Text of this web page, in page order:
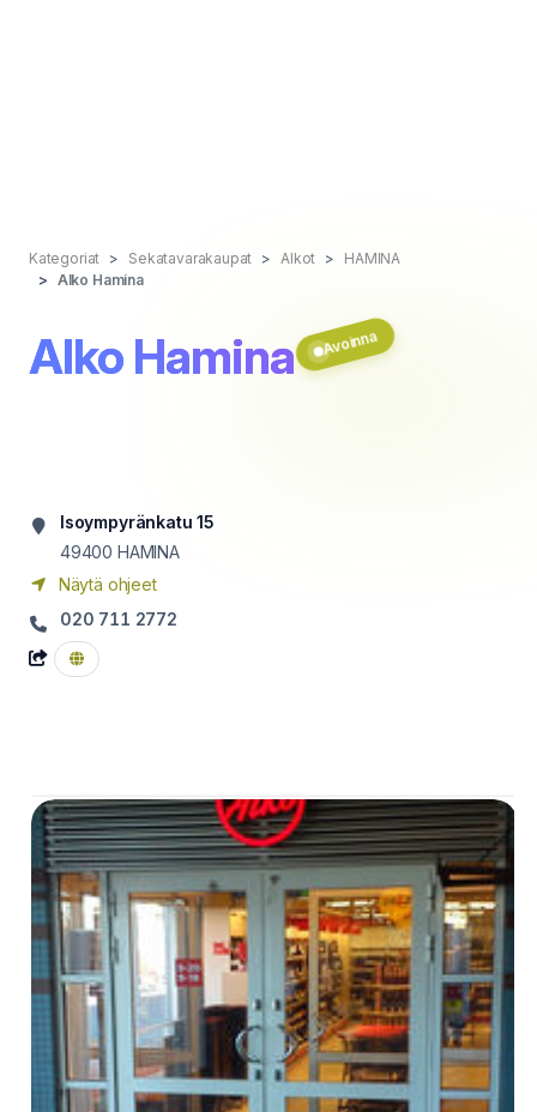
Kategoriat Sekatavarakaupat Alkot
HAMINA
Alko Hamina
Alko Hamina Avoinna
Isoympyränkatu 15
49400 HAMINA
Näytä ohjeet
020 711 2772